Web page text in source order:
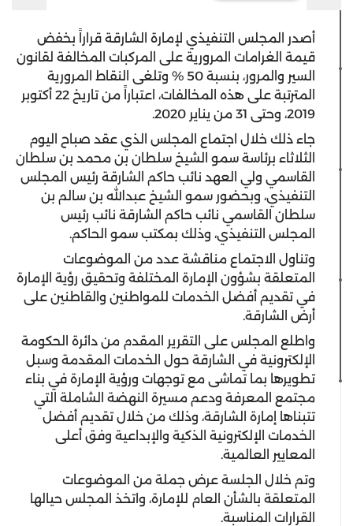
أصدر المجلس التنفيذي لإمارة الشارقة قراراً بخفض
قيمة الغرامات المرورية على المركبات المخالفة لقانون
السير والمرور، بنسبة 50 % وتلغى النقاط المرورية
المترتبة على هذه المخالفات، اعتباراً من تاريخ 22 أكتوبر
2019، وحتى 31 من يناير 2020.
جاء ذلك خلال اجتماع المجلس الذي عقد صباح اليوم
الثلاثاء برئاسة سمو الشيخ سلطان بن محمد بن سلطان
القاسمي ولي العهد نائب حاكم الشارقة رئيس المجلس
التنفيذي، وبحضور سمو الشيخ عبدالله بن سالم بن
سلطان القاسمي نائب حاكم الشارقة نائب رئيس
المجلس التنفيذي، وذلك بمكتب سمو الحاكم.
وتناول الاجتماع مناقشة عدد من الموضوعات
المتعلقة بشؤون الإمارة المختلفة وتحقيق رؤية الإمارة
في تقديم أفضل الخدمات للمواطنين والقاطنين على
أرض الشارقة.
واطلع المجلس على التقرير المقدم من دائرة الحكومة
الإلكترونية في الشارقة حول الخدمات المقدمة وسبل
تطويرها بما تماشى مع توجهات ورؤية الإمارة في بناء
مجتمع المعرفة ودعم مسيرة النهضة الشاملة التي
تتبناها إمارة الشارقة، وذلك من خلال تقديم أفضل
الخدمات الإلكترونية الذكية والإبداعية وفق أعلى
المعايير العالمية.
وتم خلال الجلسة عرض جملة من الموضوعات
المتعلقة بالشأن العام للإمارة، واتخذ المجلس حيالها
القرارات المناسبة.